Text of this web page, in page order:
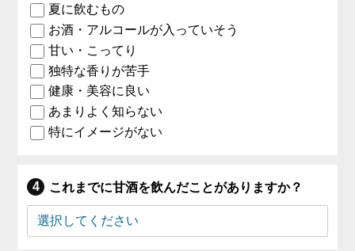
夏に飲むもの
お酒・アルコールが入っていそう
甘い・こってり
独特な香りが苦手
健康・美容に良い
あまりよく知らない
特にイメージがない
これまでに甘酒を飲んだことがありますか？